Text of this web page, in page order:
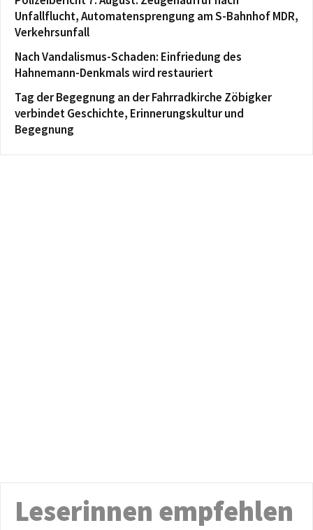
Unfallflucht, Automatensprengung am S-Bahnhof MDR,
Verkehrsunfall
Nach Vandalismus-Schaden: Einfriedung des
Hahnemann-Denkmals wird restauriert
Tag der Begegnung an der Fahrradkirche Zöbigker
verbindet Geschichte, Erinnerungskultur und
Begegnung
Leserinnen empfehlen